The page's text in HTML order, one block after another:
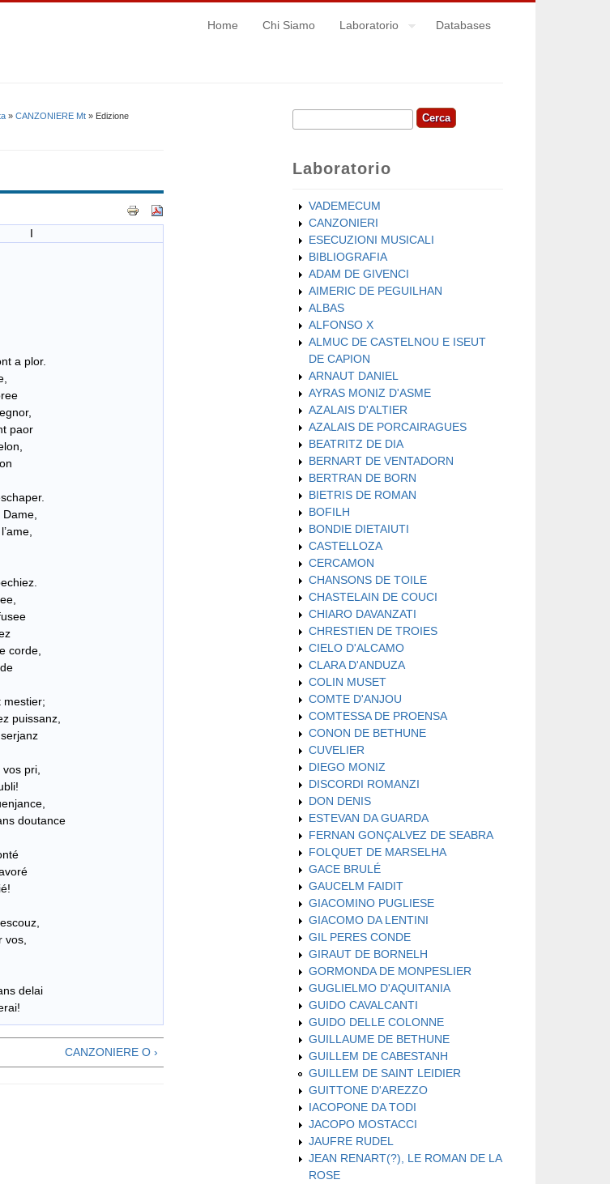
Home Chi Siamo Laboratorio Databases
» CANZONIERE Mt » Edizione
I
a plor.
paor
corde,
mestier;
puissanz,
pri,
doutance
vos,
delai
CANZONIERE O ›
Form di ricerca
Cerca
Laboratorio
VADEMECUM
CANZONIERI
ESECUZIONI MUSICALI
BIBLIOGRAFIA
ADAM DE GIVENCI
AIMERIC DE PEGUILHAN
ALBAS
ALFONSO X
ALMUC DE CASTELNOU E ISEUT
DE CAPION
ARNAUT DANIEL
AYRAS MONIZ D'ASME
AZALAIS D'ALTIER
AZALAIS DE PORCAIRAGUES
BEATRITZ DE DIA
BERNART DE VENTADORN
BERTRAN DE BORN
BIETRIS DE ROMAN
BOFILH
BONDIE DIETAIUTI
CASTELLOZA
CERCAMON
CHANSONS DE TOILE
CHASTELAIN DE COUCI
CHIARO DAVANZATI
CHRESTIEN DE TROIES
CIELO D'ALCAMO
CLARA D'ANDUZA
COLIN MUSET
COMTE D'ANJOU
COMTESSA DE PROENSA
CONON DE BETHUNE
CUVELIER
DIEGO MONIZ
DISCORDI ROMANZI
DON DENIS
ESTEVAN DA GUARDA
FERNAN GONÇALVEZ DE SEABRA
FOLQUET DE MARSELHA
GACE BRULÉ
GAUCELM FAIDIT
GIACOMINO PUGLIESE
GIACOMO DA LENTINI
GIL PERES CONDE
GIRAUT DE BORNELH
GORMONDA DE MONPESLIER
GUGLIELMO D'AQUITANIA
GUIDO CAVALCANTI
GUIDO DELLE COLONNE
GUILLAUME DE BETHUNE
GUILLEM DE CABESTANH
GUILLEM DE SAINT LEIDIER
GUITTONE D'AREZZO
IACOPONE DA TODI
JACOPO MOSTACCI
JAUFRE RUDEL
JEAN RENART(?), LE ROMAN DE LA
ROSE